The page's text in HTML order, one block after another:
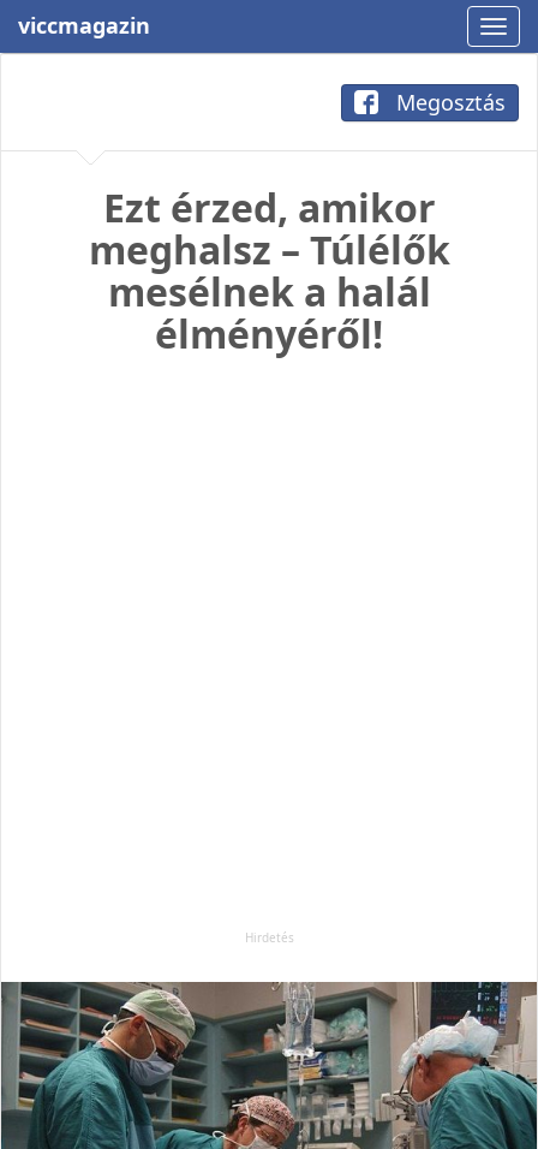
viccmagazin
Megosztás
Ezt érzed, amikor
meghalsz – Túlélők
mesélnek a halál
élményéről!